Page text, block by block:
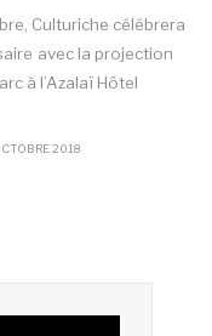
Culturiche célébrera
avec la projection
à l’Azalaï Hôtel
2018